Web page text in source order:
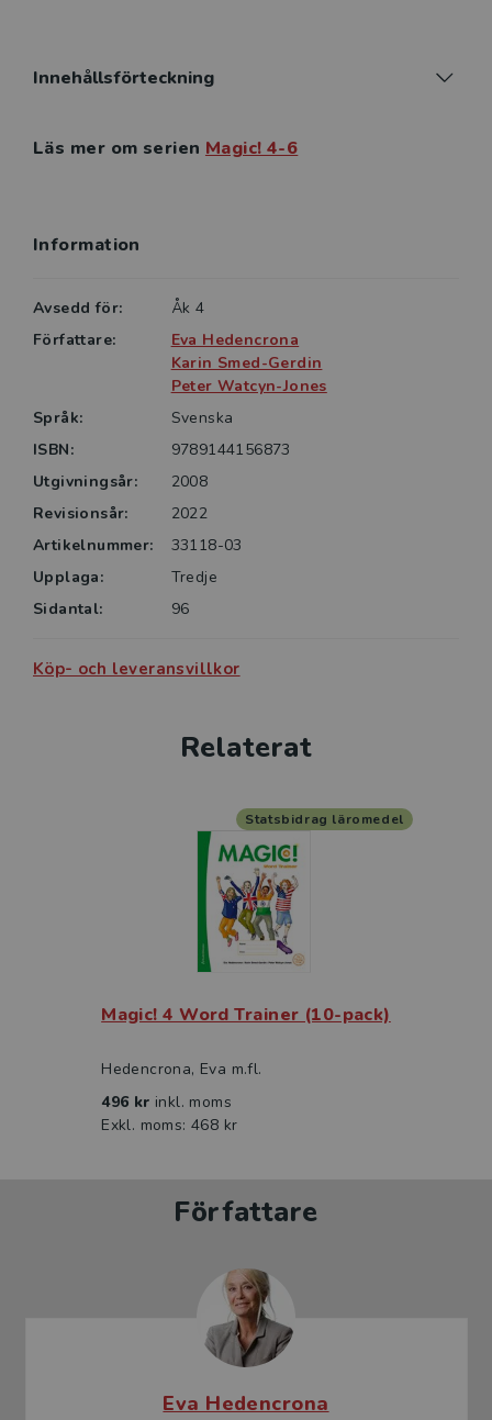
Magic! 4 Workbook säljs i 10-pack och passar till alla
För elever som behöver mer stöd för att lyckas finns
Innehållsförteckning
Läs mer om serien Magic! 4-6
Information
Avsedd för:
Åk 4
Författare:
Eva Hedencrona
Karin Smed-Gerdin
Peter Watcyn-Jones
Språk:
Svenska
ISBN:
9789144156873
Utgivningsår:
2008
Revisionsår:
2022
Artikelnummer:
33118-03
Upplaga:
Tredje
Sidantal:
96
Köp- och leveransvillkor
Relaterat
Magic! 4 Word Trainer (10-pack)
Hedencrona, Eva m.fl.
496 kr inkl. moms
Exkl. moms: 468 kr
Statsbidrag läromedel
Författare
Eva Hedencrona